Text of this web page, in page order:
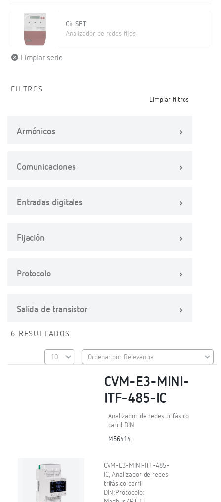
Cir-SET
Analizador de redes fijos
Limpiar serie
FILTROS
Limpiar filtros
Armónicos
Comunicaciones
Entradas digitales
Fijación
Protocolo
Salida de transistor
6 RESULTADOS
CVM-E3-MINI-
ITF-485-IC
Analizador de redes trifásico
carril DIN
M56414.
CVM-E3-MINI-ITF-485-
IC, Analizador de redes
trifásico carril
DIN;Protocolo: